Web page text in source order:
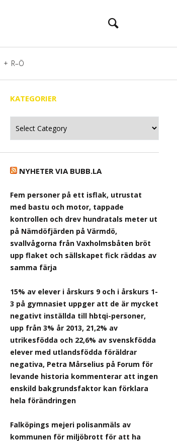
R–Ö
KATEGORIER
NYHETER VIA BUBB.LA
Fem personer på ett isflak, utrustat
med bastu och motor, tappade
kontrollen och drev hundratals meter ut
på Nämdöfjärden på Värmdö,
svallvågorna från Vaxholmsbåten bröt
upp flaket och sällskapet fick räddas av
samma färja
15% av elever i årskurs 9 och i årskurs 1-
3 på gymnasiet uppger att de är mycket
negativt inställda till hbtqi-personer,
upp från 3% år 2013, 21,2% av
utrikesfödda och 22,6% av svenskfödda
elever med utlandsfödda föräldrar
negativa, Petra Mårselius på Forum för
levande historia kommenterar att ingen
enskild bakgrundsfaktor kan förklara
hela förändringen
Falköpings mejeri polisanmäls av
kommunen för miljöbrott för att ha